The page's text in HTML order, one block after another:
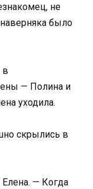
не
наверняка было
в
— Полина и
уходила.
скрылись в
— Когда